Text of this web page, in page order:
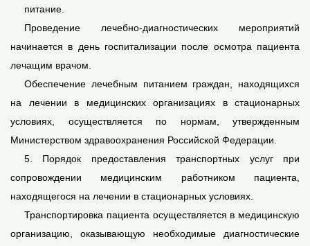
питание.
Проведение лечебно-диагностических мероприятий
начинается в день госпитализации после осмотра пациента
лечащим врачом.
Обеспечение лечебным питанием граждан, находящихся
на лечении в медицинских организациях в стационарных
условиях, осуществляется по нормам, утвержденным
Министерством здравоохранения Российской Федерации.
5. Порядок предоставления транспортных услуг при
сопровождении медицинским работником пациента,
находящегося на лечении в стационарных условиях.
Транспортировка пациента осуществляется в медицинскую
организацию, оказывающую необходимые диагностические